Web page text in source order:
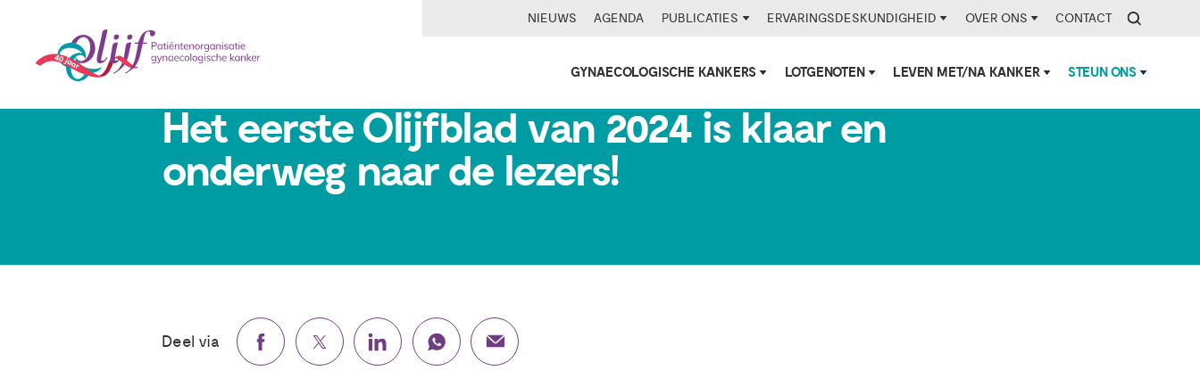
NIEUWS AGENDA PUBLICATIES ERVARINGSDESKUNDIGHEID OVER ONS CONTACT
GYNAECOLOGISCHE KANKERS LOTGENOTEN LEVEN MET/NA KANKER STEUN ONS
Het eerste Olijfblad van 2024 is klaar en
onderweg naar de lezers!
Deel via